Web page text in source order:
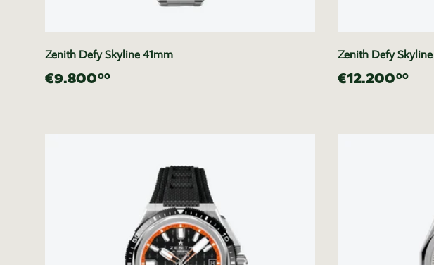
Zenith Defy Skyline 41mm
€9.80000
Zenith Defy
€12.20000